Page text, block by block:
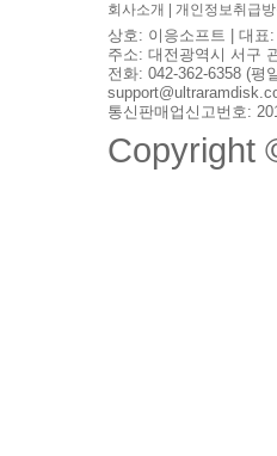
회사소개 개인정보취급방
상호: 이응소프트 | 대표
주소: 대전광역시 서구
전화: 042-362-6358 (평
통신판매업신고번호:
Copyright